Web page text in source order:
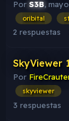
Por S3B,
oribital
2 respuestas
SkyViewer
Por
skyviewer
3 respuestas